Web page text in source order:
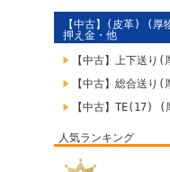
【中古】(皮革) (厚
押え金・他
【中古】上下送り(
【中古】総合送り(
【中古】TE(17) (
人気ランキング